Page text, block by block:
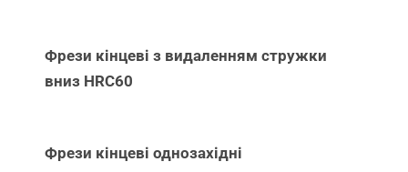
Фрези кінцеві з видаленням стружки
вниз НRC60
Фрези кінцеві однозахідні